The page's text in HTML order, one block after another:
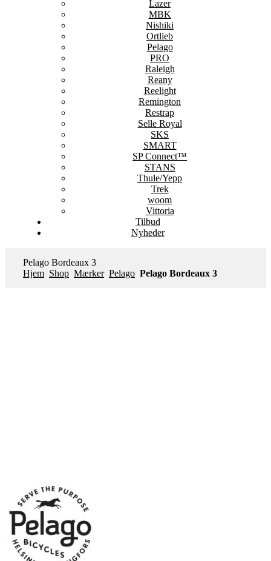
Lazer
MBK
Nishiki
Ortlieb
Pelago
PRO
Raleigh
Reany
Reelight
Remington
Restrap
Selle Royal
SKS
SMART
SP Connect™
STANS
Thule/Yepp
Trek
woom
Vittoria
Tilbud
Nyheder
Pelago Bordeaux 3
Hjem Shop Mærker Pelago Pelago Bordeaux 3